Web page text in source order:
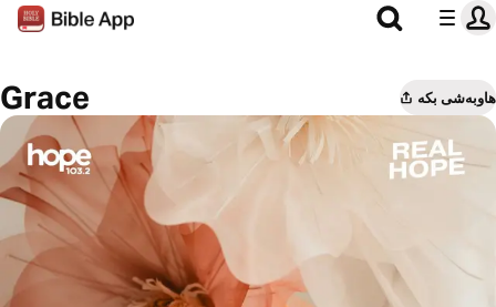
Grace هاوبەشی بکە